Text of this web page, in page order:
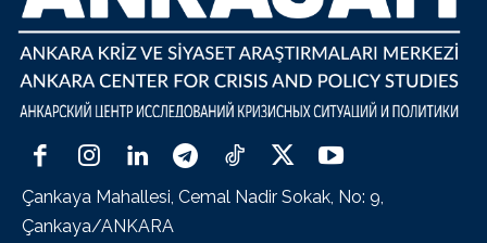
Çankaya Mahallesi, Cemal Nadir Sokak, No: 9,
Çankaya/ANKARA